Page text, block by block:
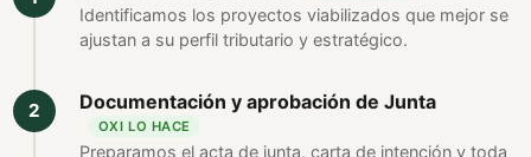
Identificamos los proyectos viabilizados que mejor se
ajustan a su perfil tributario y estratégico.
Documentación y aprobación de Junta
OXI LO HACE
Preparamos el acta de junta, carta de intención y toda